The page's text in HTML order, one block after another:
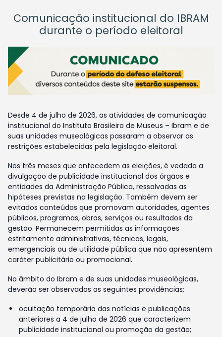
Comunicação institucional do IBRAM
durante o período eleitoral
Desde 4 de julho de 2026, as atividades de comunicação
institucional do Instituto Brasileiro de Museus – Ibram e de
suas unidades museológicas passaram a observar as
restrições estabelecidas pela legislação eleitoral.
Nos três meses que antecedem as eleições, é vedada a
divulgação de publicidade institucional dos órgãos e
entidades da Administração Pública, ressalvadas as
hipóteses previstas na legislação. Também devem ser
evitados conteúdos que promovam autoridades, agentes
públicos, programas, obras, serviços ou resultados da
gestão. Permanecem permitidas as informações
estritamente administrativas, técnicas, legais,
emergenciais ou de utilidade pública que não apresentem
caráter publicitário ou promocional.
No âmbito do Ibram e de suas unidades museológicas,
deverão ser observadas as seguintes providências:
ocultação temporária das notícias e publicações
anteriores a 4 de julho de 2026 que caracterizem
publicidade institucional ou promoção da gestão;